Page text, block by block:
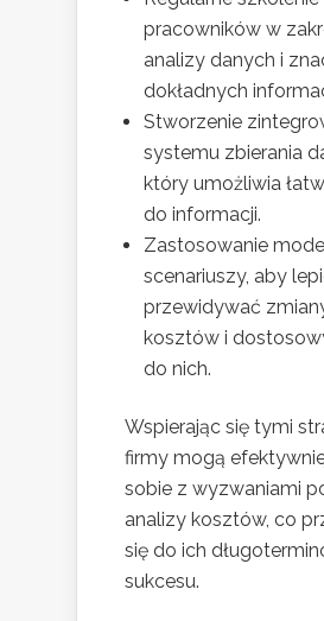
pracowników w
analizy danych i
dokładnych
Stworzenie
systemu zbierania
który umożliwia
do informacji.
Zastosowanie
scenariuszy, aby
przewidywać
kosztów i
do nich.
Wspierając się tymi
firmy mogą
sobie z wyzwaniami
analizy kosztów, co
się do ich
sukcesu.